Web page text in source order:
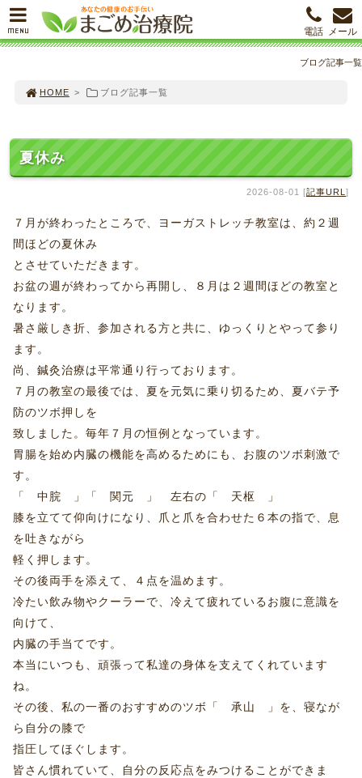
ブログ記事一覧
HOME > ブログ記事一覧
夏休み
2026-08-01 [記事URL ]
７月が終わったところで、ヨーガストレッチ教室は、約２週
間ほどの夏休み
とさせていただきます。
お盆の週が終わってから再開し、８月は２週間ほどの教室と
なります。
暑さ厳しき折、参加される方と共に、ゆっくりとやって参り
ます。
尚、鍼灸治療は平常通り行っております。
７月の教室の最後では、夏を元気に乗り切るため、夏バテ予
防のツボ押しを
致しました。毎年７月の恒例となっています。
胃腸を始め内臓の機能を高めるためにも、お腹のツボ刺激で
す。
「 中脘 」「 関元 」 左右の「 天枢 」
膝を立てて仰向けになり、爪と爪を合わせた６本の指で、息
を吐きながら
軽く押します。
その後両手を添えて、４点を温めます。
冷たい飲み物やクーラーで、冷えて疲れているお腹に意識を
向けて、
内臓の手当てです。
本当にいつも、頑張って私達の身体を支えてくれています
ね。
その後、私の一番のおすすめのツボ「 承山 」を、寝なが
ら自分の膝で
指圧してほぐします。
皆さん慣れていて、自分の反応点をみつけることができま
MENU メール
電話